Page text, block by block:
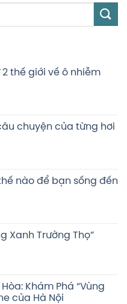
2 thế giới về ô nhiễm
chuyện của từng hơi
nào để bạn sống đến
Xanh Trường Thọ”
Khám Phá “Vùng
của Hà Nội